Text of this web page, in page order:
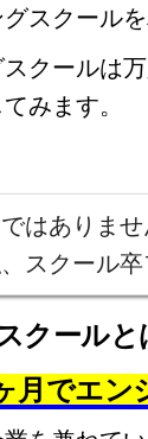
スクール
クールは
みます。
はありま
スクール卒
クールと
月でエ